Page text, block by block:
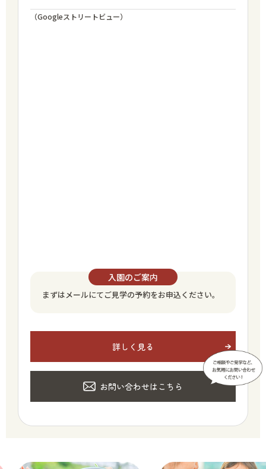
（Googleストリートビュー）
入園のご案内
まずはメールにてご見学の予約をお申込ください。
詳しく見る
お問い合わせはこちら